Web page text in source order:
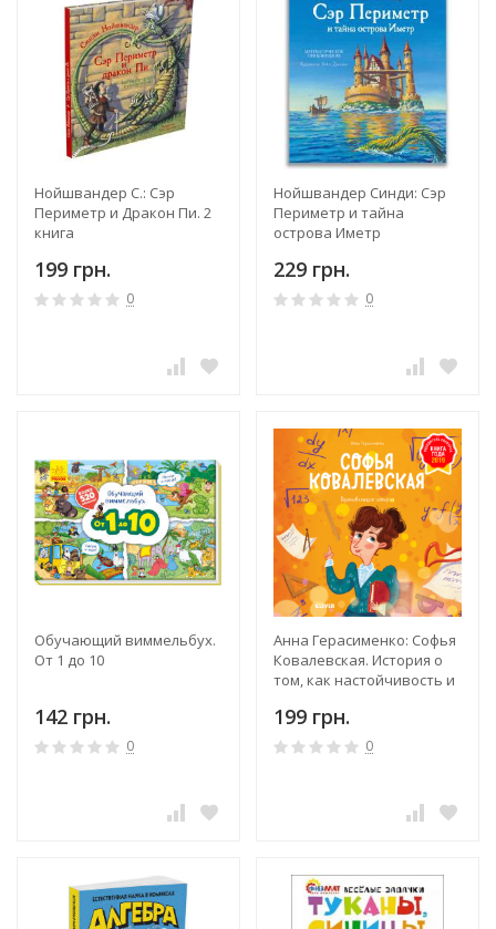
Нойшвандер С.: Сэр
Периметр и Дракон Пи. 2
книга
199 грн.
0
Нойшвандер Синди: Сэр
Периметр и тайна
острова Иметр
229 грн.
0
Обучающий виммельбух.
От 1 до 10
142 грн.
0
Анна Герасименко: Софья
Ковалевская. История о
том, как настойчивость и
мир науки
199 грн.
0